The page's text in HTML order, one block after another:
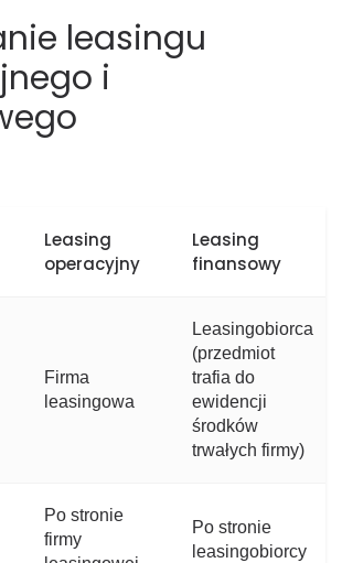
leasingu
i
Leasing
operacyjny
Leasing
finansowy
Firma
leasingowa
Leasingobiorca
(przedmiot
trafia do
ewidencji
środków
trwałych firmy)
Po stronie
firmy
Po stronie
leasingobiorcy